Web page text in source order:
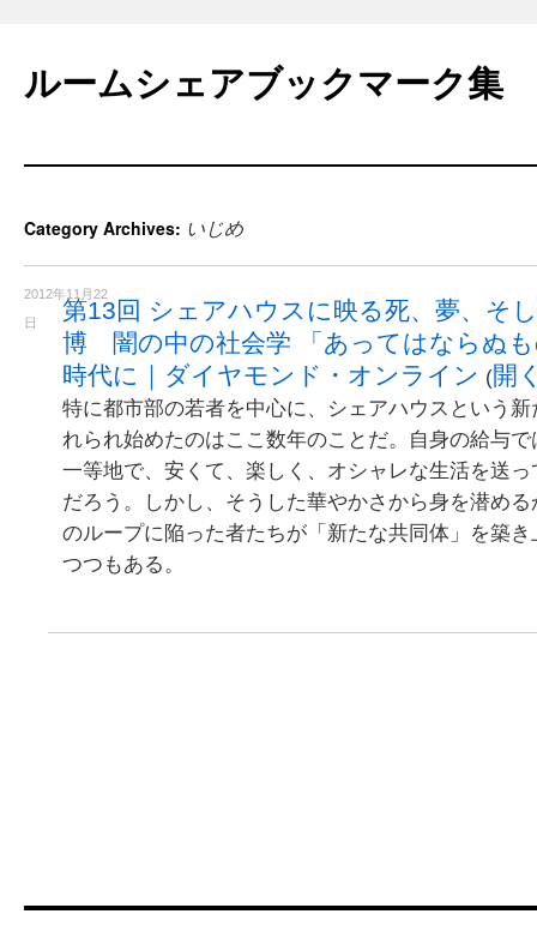
content
ルームシェアブックマーク集
Category Archives: いじめ
2012年11月22
日
第13回 シェアハウスに映る死、夢、そ
博 闇の中の社会学 「あってはならぬ
時代に｜ダイヤモンド・オンライン (開
特に都市部の若者を中心に、シェアハウスという
れられ始めたのはここ数年のことだ。自身の給与
一等地で、安くて、楽しく、オシャレな生活を送
だろう。しかし、そうした華やかさから身を潜め
のループに陥った者たちが「新たな共同体」を築
つつもある。